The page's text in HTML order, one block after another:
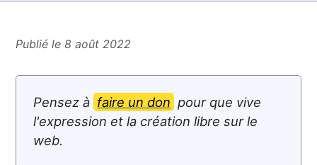
Publié le 8 août 2022
Pensez à faire un don pour que vive
l'expression et la création libre sur le
web.